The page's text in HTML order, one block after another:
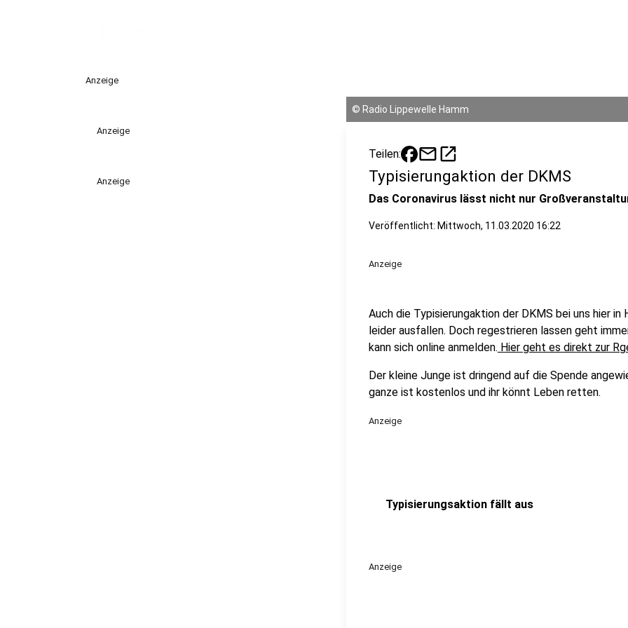
Anzeige
Anzeige
Anzeige
© Radio Lippewelle Hamm
Teilen: mailopen_in_new
Typisierungaktion der DKMS
Das Coronavirus lässt nicht nur
Veröffentlicht: Mittwoch, 11.03.2020 16:22
Anzeige
Auch die Typisierungaktion der DKMS bei uns hier in
leider ausfallen. Doch regestrieren lassen geht
kann sich online anmelden. Hier geht es direkt zur
Der kleine Junge ist dringend auf die Spende
ganze ist kostenlos und ihr könnt Leben retten.
Anzeige
Typisierungsaktion fällt aus
Anzeige